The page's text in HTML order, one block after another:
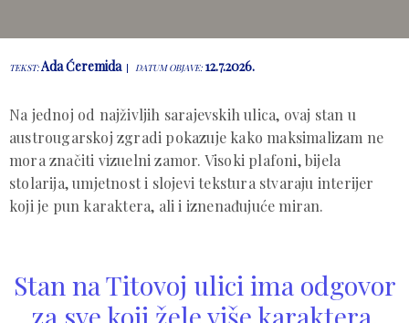
TEKST:Ada Ćeremida DATUM OBJAVE: 12.7.2026.
Na jednoj od najživljih sarajevskih ulica, ovaj stan u
austrougarskoj zgradi pokazuje kako maksimalizam ne
mora značiti vizuelni zamor. Visoki plafoni, bijela
stolarija, umjetnost i slojevi tekstura stvaraju interijer
koji je pun karaktera, ali i iznenađujuće miran.
Stan na Titovoj ulici ima odgovor
za sve koji žele više karaktera,